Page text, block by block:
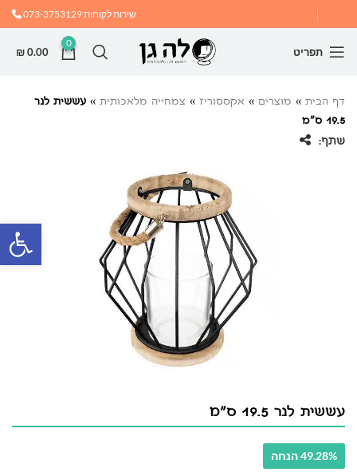
שירות לקוחות073-3753129
תפריט
0
₪0.00
דף הבית » מוצרים » אקססוריז » צמחייה מלאכותית » עששית לנר
19.5 ס”מ
שתף:
עששית לנר 19.5 ס"מ
49.28% הנחה